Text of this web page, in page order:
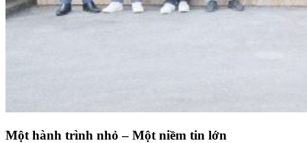
Một hành trình nhỏ – Một niềm tin lớn